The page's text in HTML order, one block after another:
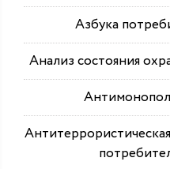
Азбука
Анализ состояния